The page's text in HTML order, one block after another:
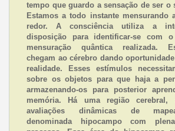
tempo que guardo a sensação de ser o
Estamos a todo instante mensurando
redor. A consciência utiliza a
disposição para identificar-se com
mensuração quântica realizada.
chegam ao cérebro dando
realidade. Esses estímulos
sobre os objetos para que haja a
armazenando-os para posterior
memória. Há uma região cerebral,
avaliações dinâmicas de
denominada hipocampo com